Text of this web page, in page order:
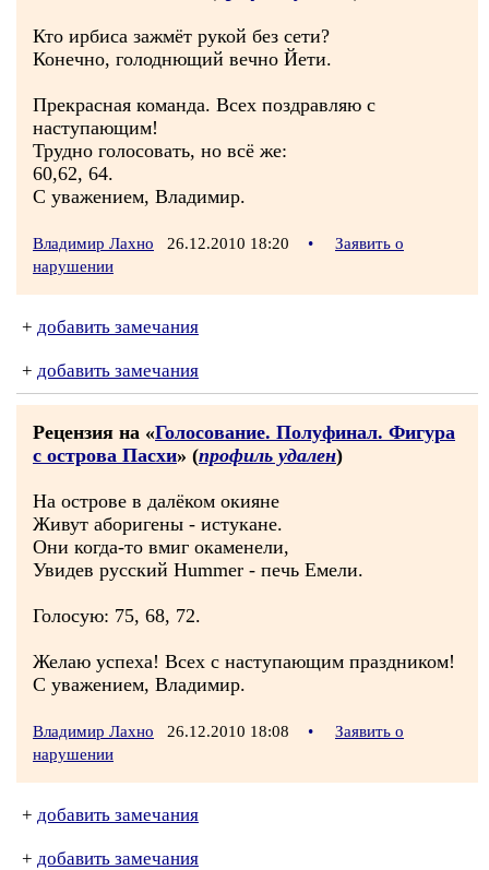
Кто ирбиса зажмёт рукой без сети?
Конечно, голоднющий вечно Йети.
Прекрасная команда. Всех поздравляю с
наступающим!
Трудно голосовать, но всё же:
60,62, 64.
С уважением, Владимир.
Владимир Лахно 26.12.2010 18:20 •
Заявить о
нарушении
+ добавить замечания
+ добавить замечания
Рецензия на «Голосование. Полуфинал. Фигура
с острова Пасхи» (профиль удален)
На острове в далёком окияне
Живут аборигены - истукане.
Они когда-то вмиг окаменели,
Увидев русский Hummer - печь Емели.
Голосую: 75, 68, 72.
Желаю успеха! Всех с наступающим праздником!
С уважением, Владимир.
Владимир Лахно 26.12.2010 18:08 •
Заявить о
нарушении
+ добавить замечания
+ добавить замечания